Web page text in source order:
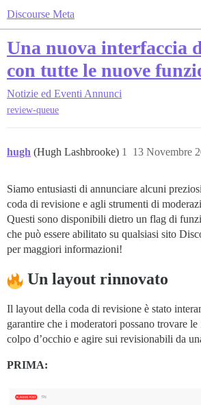
Discourse Meta
Una nuova interfaccia
con tutte le nuove
Notizie ed Eventi Annunci
review-queue
hugh (Hugh Lashbrooke) 13 Novembre
1
Siamo entusiasti di annunciare alcuni
coda di revisione e agli strumenti di
Questi sono disponibili dietro un flag di
che può essere abilitato su qualsiasi sito
per maggiori informazioni!
Un layout rinnovato
Il layout della coda di revisione è stato
garantire che i moderatori possano trovare
colpo d’occhio e agire sui revisionabili da
PRIMA: